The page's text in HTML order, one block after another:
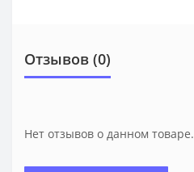
Отзывов (0)
Нет отзывов о данном товаре.